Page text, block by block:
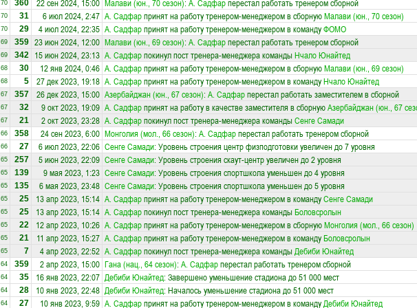
70 360 22 сен 2024, 15:00 Малави (юн., 70 сезон): А. Садфарперестал работать тренером сборной
70 31 6 июл 2024, 2:47 А. Садфарпринят на работу тренером-менеджером в сборнуюМалави (юн., 70 сезон)
70 29 4 июл 2024, 22:35 А. Садфарпринят на работу тренером-менеджером в командуФОМО
69 359 23 июн 2024, 12:00 Малави (юн., 69 сезон): А. Садфарперестал работать тренером сборной
69 342 15 июн 2024, 23:13 А. Садфарпокинул пост тренера-менеджера команды Нчало Юнайтед
68 30 12 янв 2024, 0:46 А. Садфарпринят на работу тренером-менеджером в сборнуюМалави (юн., 69 сезон)
68 5 27 дек 2023, 19:18 А. Садфарпринят на работу тренером-менеджером в командуНчало Юнайтед
67 357 26 дек 2023, 15:00 Азербайджан (юн., 67 сезон): А. Садфарперестал работать заместителем в сборной
67 32 9 окт 2023, 19:09 А. Садфарпринят на работу в качестве заместителя в сборнуюАзербайджан (юн., 67
67 21 2 окт 2023, 23:28 А. Садфарпокинул пост тренера-менеджера команды Сенге Самади
66 358 24 сен 2023, 6:00 Монголия (мол., 66 сезон): А. Садфарперестал работать тренером сборной
66 27 6 июл 2023, 22:06 Сенге Самади: Уровень строения центр физподготовки увеличен до 7 уровня
65 257 5 июн 2023, 22:09 Сенге Самади: Уровень строения скаут-центр увеличен до 2 уровня
65 139 9 мая 2023, 1:23 Сенге Самади: Уровень строения спортшкола уменьшен до 4 уровня
65 135 6 мая 2023, 23:48 Сенге Самади: Уровень строения спортшкола уменьшен до 5 уровня
65 25 13 апр 2023, 15:14 А. Садфарпринят на работу тренером-менеджером в командуСенге Самади
65 25 13 апр 2023, 15:14 А. Садфарпокинул пост тренера-менеджера команды Боловсролын
65 22 12 апр 2023, 10:26 А. Садфарпринят на работу тренером-менеджером в сборнуюМонголия (мол., 66 сезон)
65 21 11 апр 2023, 15:27 А. Садфарпринят на работу тренером-менеджером в командуБоловсролын
65 7 4 апр 2023, 22:52 А. Садфарпокинул пост тренера-менеджера команды Дебиби Юнайтед
64 359 2 апр 2023, 15:00 Гана (нац., 64 сезон): А. Садфарперестал работать тренером сборной
64 35 16 янв 2023, 22:07 Дебиби Юнайтед: Завершено уменьшение стадиона до 51 000 мест
64 28 10 янв 2023, 22:48 Дебиби Юнайтед: Началось уменьшение стадиона до 51 000 мест
64 27 10 янв 2023, 9:59 А. Садфарпринят на работу тренером-менеджером в командуДебиби Юнайтед